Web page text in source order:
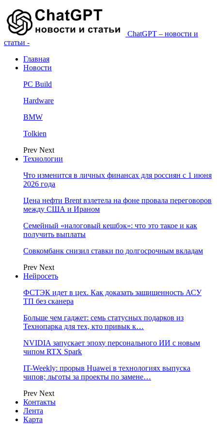
ChatGPT – новости и
статьи -
Главная
Новости
PC Build
Hardware
BMW
Tolkien
Prev Next
Технологии
Что изменится в личных финансах для россиян с 1 июня
2026 года
Цена нефти Brent взлетела на фоне провала переговоров
между США и Ираном
Семейный «налоговый кешбэк»: что это такое и как
получить выплаты
Совкомбанк снизил ставки по долгосрочным вкладам
Prev Next
Нейросеть
ФСТЭК идет в цех. Как доказать защищенность АСУ
ТП без сканера
Больше чем гаджет: семь статусных подарков из
Технопарка для тех, кто привык к…
NVIDIA запускает эпоху персонального ИИ с новым
чипом RTX Spark
IT-Weekly: прорыв Huawei в технологиях выпуска
чипов; льготы за проекты по замене…
Prev Next
Контакты
Лента
Карта